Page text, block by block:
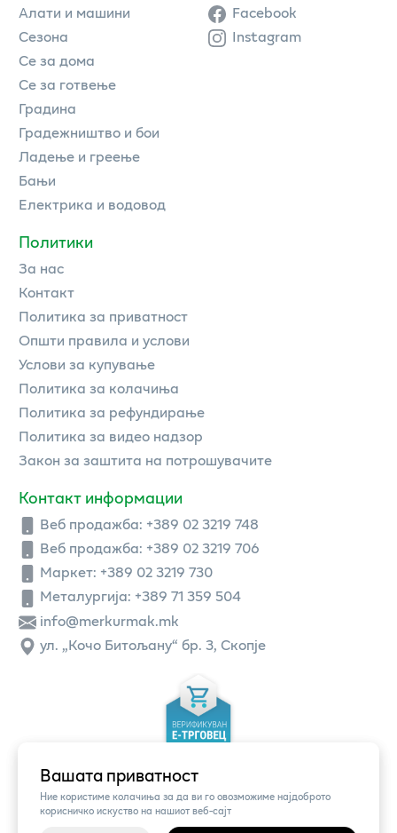
Вашата приватност
Ние користиме колачиња за да ви го овозможиме најдоброто
корисничко искуство на нашиот веб-сајт
Алати и машини
Сезона
Се за дома
Се за готвење
Градина
Градежништво и бои
Ладење и греење
Бањи
Електрика и водовод
Политики
За нас
Контакт
Политика за приватност
Општи правила и услови
Услови за купување
Политика за колачиња
Политика за рефундирање
Политика за видео надзор
Закон за заштита на потрошувачите
Контакт информации
Веб продажба: +389 02 3219 748
Веб продажба: +389 02 3219 706
Маркет: +389 02 3219 730
Металургија: +389 71 359 504
info@merkurmak.mk
ул. „Кочо Битољану“ бр. 3, Скопје
Facebook
Instagram